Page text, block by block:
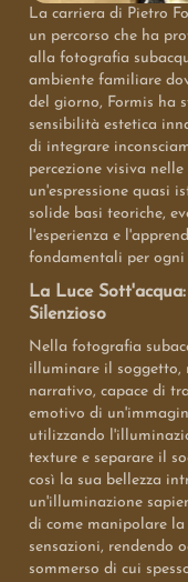
La carriera di Pietro
un percorso che ha
alla fotografia
ambiente familiare
del giorno, Formis ha
sensibilità estetica
di integrare
percezione visiva
un'espressione quasi
solide basi teoriche,
l'esperienza e
fondamentali per
La Luce
Silenzioso
Nella fotografia
illuminare il soggetto,
narrativo, capace di
emotivo di
utilizzando
texture e separare il
così la sua bellezza
un'illuminazione
di come manipolare la
sensazioni, rendendo
sommerso di cui